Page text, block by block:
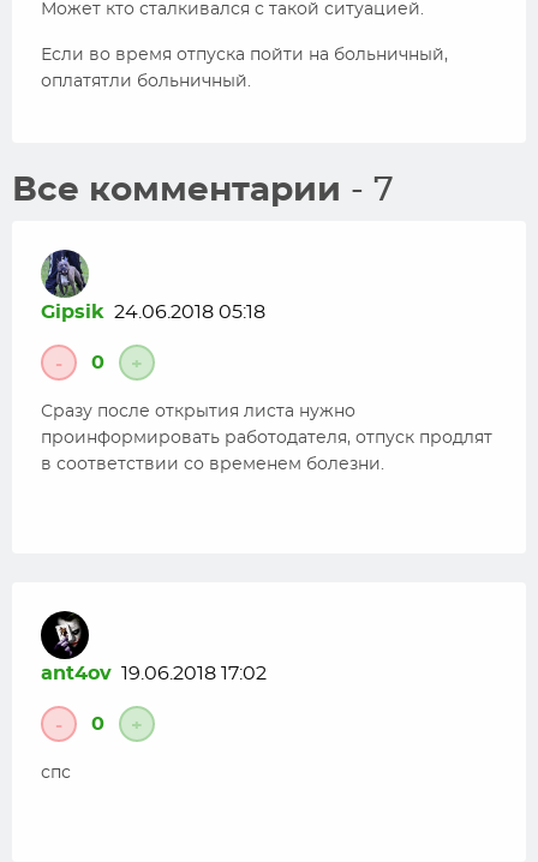
Может кто сталкивался с такой ситуацией.
Если во время отпуска пойти на больничный,
оплатятли больничный.
Все комментарии - 7
Gipsik 24.06.2018 05:18
- 0 +
Сразу после открытия листа нужно
проинформировать работодателя, отпуск продлят
в соответствии со временем болезни.
ant4ov 19.06.2018 17:02
- 0 +
спс